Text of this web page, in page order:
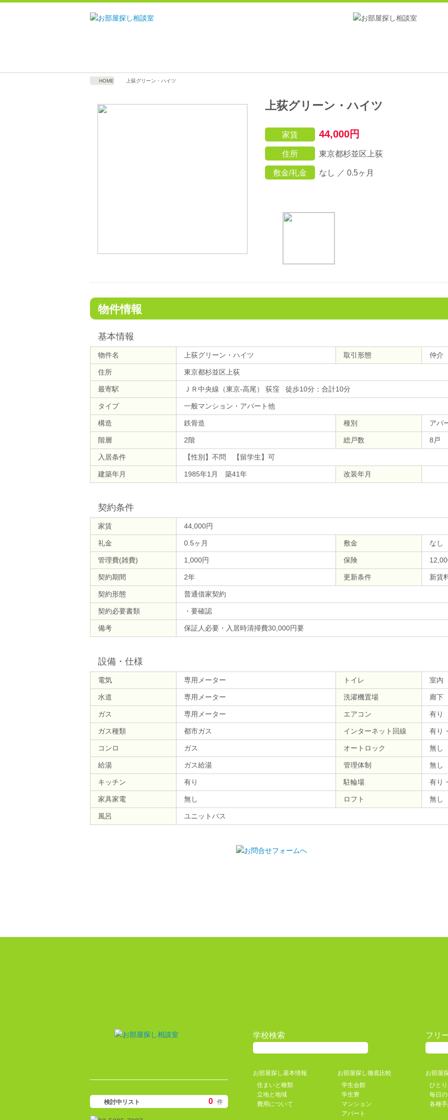
HOME 上荻グリーン・ハイツ
上荻グリーン・ハイツ
家賃 44,000円
住所 東京都杉並区上荻
敷金/礼金 なし ／ 0.5ヶ月
物件情報
基本情報
物件名 上荻グリーン・ハイツ 取引形態 仲介
住所 東京都杉並区上荻
最寄駅 ＪＲ中央線（東京-高尾） 荻窪 徒歩10分：合計10分
タイプ 一般マンション・アパート他
構造 鉄骨造 種別 アパ
階層 2階 総戸数 8戸
入居条件 【性別】不問 【留学生】可
建築年月 1985年1月 築41年 改装年月
契約条件
家賃 44,000円
礼金 0.5ヶ月 敷金 なし
管理費(雑費) 1,000円 保険
契約期間 2年 更新条件 新賃
契約形態 普通借家契約
契約必要書類 ・要確認
備考 保証人必要・入居時清掃費30,000円要
設備・仕様
電気 専用メーター トイレ 室内
水道 専用メーター 洗濯機置場 廊下
ガス 専用メーター エアコン 有り
ガス種類 都市ガス インターネット回線 有り
コンロ ガス オートロック 無し
給湯 ガス給湯 管理体制 無し
キッチン 有り 駐輪場 有り
家具家電 無し ロフト 無し
風呂 ユニットバス
検討中リスト 0 件
学校検索 フリ
お部屋探し基本情報
住まいと種類
立地と地域
費用について
お部屋探し徹底比較
学生会館
学生寮
マンション
アパート
お部屋
ひと
毎日
各種